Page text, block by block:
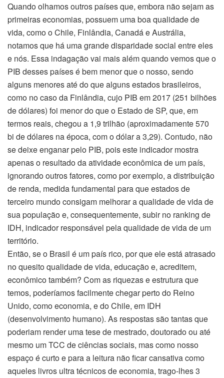
Quando olhamos outros países que, embora não sejam as
primeiras economias, possuem uma boa qualidade de
vida, como o Chile, Finlândia, Canadá e Austrália,
notamos que há uma grande disparidade social entre eles
e nós. Essa indagação vai mais além quando vemos que o
PIB desses países é bem menor que o nosso, sendo
alguns menores até do que alguns estados brasileiros,
como no caso da Finlândia, cujo PIB em 2017 (251 bilhões
de dólares) foi menor do que o Estado de SP, que, em
termos reais, chegou a 1,9 trilhão (aproximadamente 570
bi de dólares na época, com o dólar a 3,29). Contudo, não
se deixe enganar pelo PIB, pois este indicador mostra
apenas o resultado da atividade econômica de um país,
ignorando outros fatores, como por exemplo, a distribuição
de renda, medida fundamental para que estados de
terceiro mundo consigam melhorar a qualidade de vida de
sua população e, consequentemente, subir no ranking de
IDH, indicador responsável pela qualidade de vida de um
território.
Então, se o Brasil é um país rico, por que ele está atrasado
no quesito qualidade de vida, educação e, acreditem,
econômico também? Com as riquezas e estrutura que
temos, poderíamos facilmente chegar perto do Reino
Unido, como economia, e do Chile, em IDH
(desenvolvimento humano). As respostas são tantas que
poderiam render uma tese de mestrado, doutorado ou até
mesmo um TCC de ciências sociais, mas como nosso
espaço é curto e para a leitura não ficar cansativa como
aqueles livros ultra técnicos de economia, trago-lhes 3